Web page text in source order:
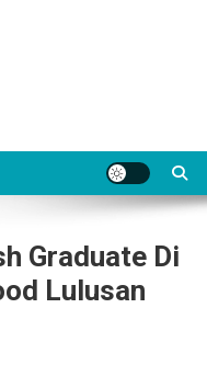
Graduate Di
Lulusan